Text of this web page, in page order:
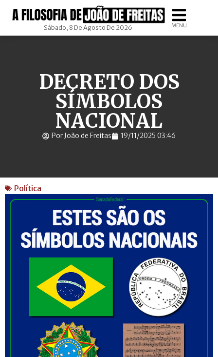
Sábado, 8 De Agosto De 2026 MENU
DECRETO DOS
SÍMBOLOS
NACIONAL
Por João de Freitas 19/11/2025 03:46
Política